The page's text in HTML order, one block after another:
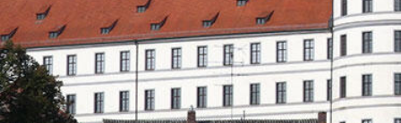
Freizeit
Stellenanzeigen
Online Shops